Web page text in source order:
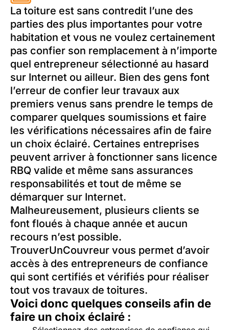
La toiture est sans contredit l’une des
parties des plus importantes pour votre
habitation et vous ne voulez certainement
pas confier son remplacement à n’importe
quel entrepreneur sélectionné au hasard
sur Internet ou ailleur. Bien des gens font
l’erreur de confier leur travaux aux
premiers venus sans prendre le temps de
comparer quelques soumissions et faire
les vérifications nécessaires afin de faire
un choix éclairé. Certaines entreprises
peuvent arriver à fonctionner sans licence
RBQ valide et même sans assurances
responsabilités et tout de même se
démarquer sur Internet.
Malheureusement, plusieurs clients se
font floués à chaque année et aucun
recours n’est possible.
TrouverUnCouvreur vous permet d’avoir
accès à des entrepreneurs de confiance
qui sont certifiés et vérifiés pour réaliser
tout vos travaux de toitures.
Voici donc quelques conseils afin de
faire un choix éclairé :